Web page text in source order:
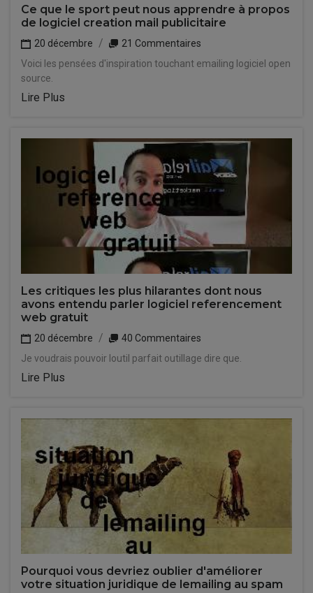
Ce que le sport peut nous apprendre à propos
de logiciel creation mail publicitaire
20 décembre
21 Commentaires
Voici les pensées d'inspiration touchant emailing logiciel open
source.
Lire Plus
Les critiques les plus hilarantes dont nous
avons entendu parler logiciel referencement
web gratuit
20 décembre
40 Commentaires
Je voudrais pouvoir loutil parfait outillage dire que.
Lire Plus
Pourquoi vous devriez oublier d'améliorer
votre situation juridique de lemailing au spam